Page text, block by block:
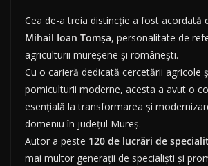
Cea de-a treia distincție a fost acordată
Mihail Ioan Tomșa, personalitate de
agriculturii mureșene și românești.
Cu o carieră dedicată cercetării agricole
pomiculturii moderne, acesta a avut o
esențială la transformarea și
domeniu în județul Mureș.
Autor a peste 120 de lucrări de
mai multor generații de specialiști și